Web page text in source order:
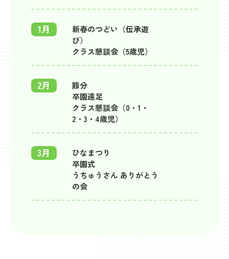
1月
新春のつどい（伝承遊
び）
クラス懇談会（5歳児）
2月
節分
卒園遠足
クラス懇談会（0・1・
2・3・4歳児）
3月
ひなまつり
卒園式
うちゅうさん ありがとう
の会